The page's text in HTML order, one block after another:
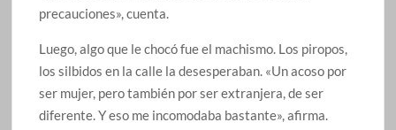
precauciones», cuenta.
Luego, algo que le chocó fue el machismo. Los piropos,
los silbidos en la calle la desesperaban. «Un acoso por
ser mujer, pero también por ser extranjera, de ser
diferente. Y eso me incomodaba bastante», afirma.